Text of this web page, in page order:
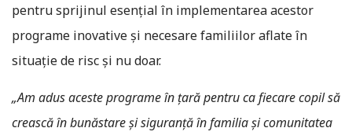
pentru sprijinul esențial în implementarea acestor
programe inovative și necesare familiilor aflate în
situație de risc și nu doar.
„Am adus aceste programe în țară pentru ca fiecare copil să
crească în bunăstare și siguranță în familia și comunitatea